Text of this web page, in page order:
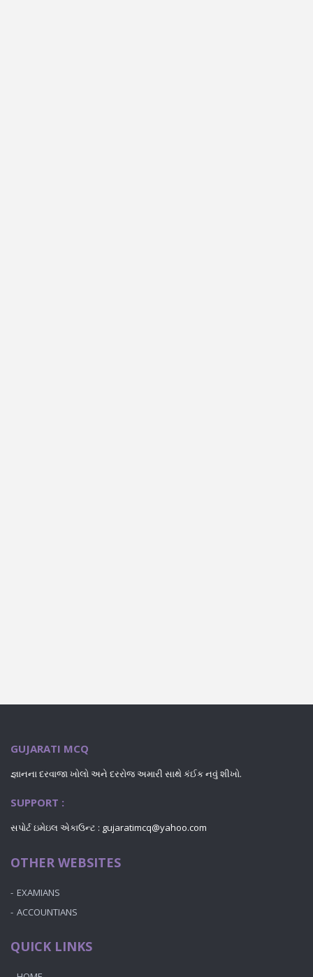
GUJARATI MCQ
જ્ઞાનના દરવાજા ખોલો અને દરરોજ અમારી સાથે કંઈક નવું શીખો.
SUPPORT :
સપોર્ટ ઇમેઇલ એકાઉન્ટ : gujaratimcq@yahoo.com
OTHER WEBSITES
EXAMIANS
ACCOUNTIANS
QUICK LINKS